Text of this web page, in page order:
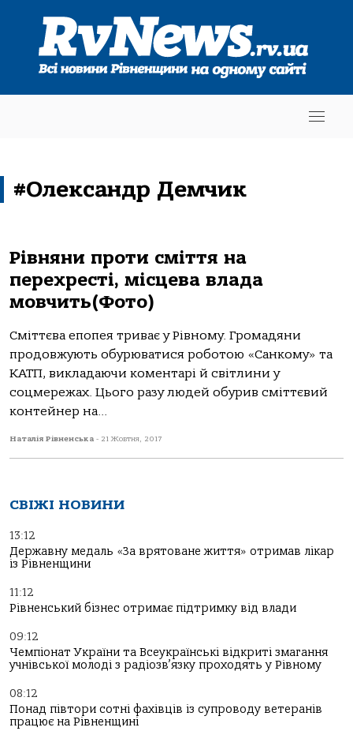
#Олександр Демчик
Рівняни проти сміття на
перехресті, місцева влада
мовчить(Фото)
Сміттєва епопея триває у Рівному. Громадяни
продовжують обурюватися роботою «Санкому» та
КАТП, викладаючи коментарі й світлини у
соцмережах. Цього разу людей обурив сміттєвий
контейнер на...
Наталія Рівненська - 21 Жовтня, 2017
СВІЖІ НОВИНИ
13:12
Державну медаль «За врятоване життя» отримав лікар
із Рівненщини
11:12
Рівненський бізнес отримає підтримку від влади
09:12
Чемпіонат України та Всеукраїнські відкриті змагання
учнівської молоді з радіозв’язку проходять у Рівному
08:12
Понад півтори сотні фахівців із супроводу ветеранів
працює на Рівненщині